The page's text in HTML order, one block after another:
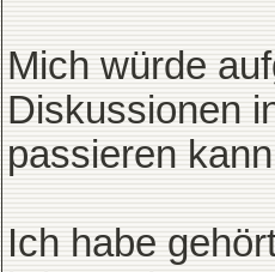
Mich würde
Diskussionen
passieren
Ich habe